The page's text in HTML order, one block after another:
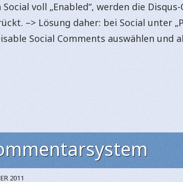
voll „Enabled“, werden die
–> Lösung daher: bei Social unter
Social Comments auswählen und
2011